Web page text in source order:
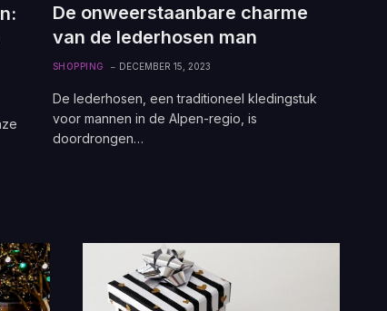
De onweerstaanbare charme
van de lederhosen man
SHOPPING DECEMBER 15, 2023
De lederhosen, een traditioneel kledingstuk
voor mannen in de Alpen-regio, is
doordrongen…